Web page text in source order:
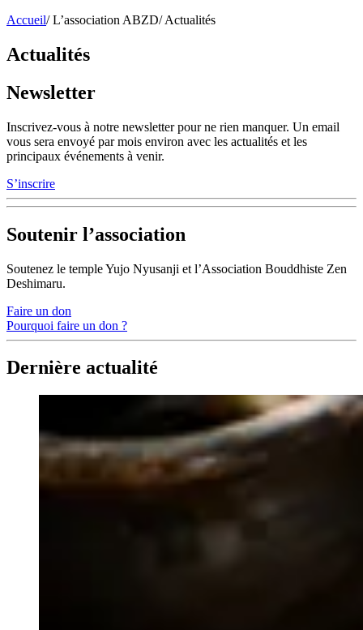
Accueil/ L’association ABZD/ Actualités
Actualités
Newsletter
Inscrivez-vous à notre newsletter pour ne rien manquer. Un email
vous sera envoyé par mois environ avec les actualités et les
principaux événements à venir.
S’inscrire
Soutenir l’association
Soutenez le temple Yujo Nyusanji et l’Association Bouddhiste Zen
Deshimaru.
Faire un don
Pourquoi faire un don ?
Dernière actualité